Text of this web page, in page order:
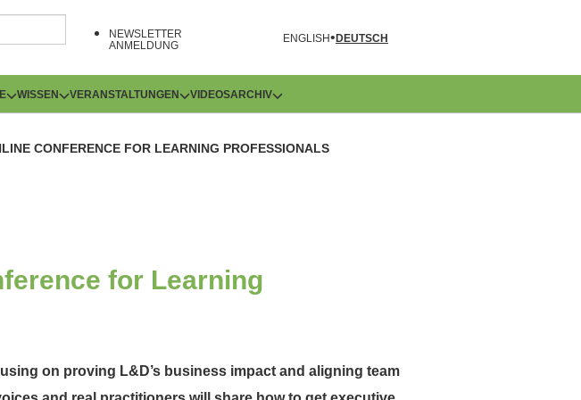
NEWSLETTER
ANMELDUNG
ENGLISH DEUTSCH
WISSEN VERANSTALTUNGEN VIDEOSARCHIV
CONFERENCE FOR LEARNING PROFESSIONALS
for Learning
on proving L&D’s business impact and aligning team